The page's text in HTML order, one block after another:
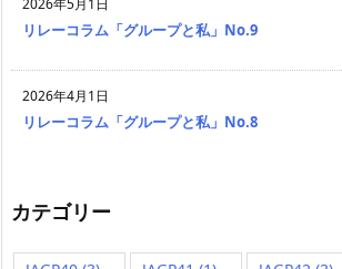
リレーコラム「グループと私」No.9
2026年4月1日
リレーコラム「グループと私」No.8
カテゴリー